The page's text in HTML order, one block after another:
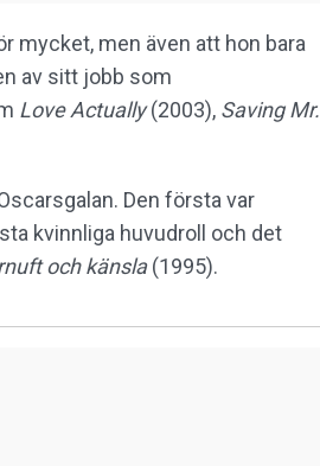
mycket, men även att hon bara
av sitt jobb som
Love Actually(2003), Saving Mr.
Den första var
kvinnliga huvudroll och det
och känsla(1995).